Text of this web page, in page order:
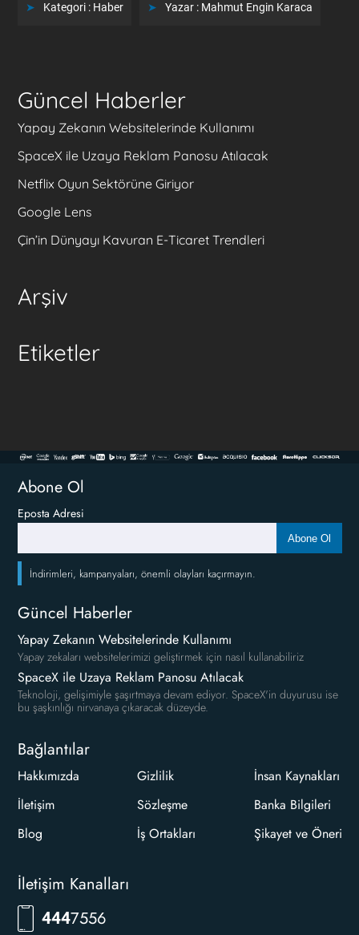
Kategori : Haber Yazar : Mahmut Engin Karaca
Güncel Haberler
Yapay Zekanın Websitelerinde Kullanımı
SpaceX ile Uzaya Reklam Panosu Atılacak
Netflix Oyun Sektörüne Giriyor
Google Lens
Çin’in Dünyayı Kavuran E-Ticaret Trendleri
Arşiv
Etiketler
Abone Ol
Eposta Adresi
Abone Ol
İndirimleri, kampanyaları, önemli olayları kaçırmayın.
Güncel Haberler
Yapay Zekanın Websitelerinde Kullanımı
Yapay zekaları websitelerimizi geliştirmek için nasıl kullanabiliriz
SpaceX ile Uzaya Reklam Panosu Atılacak
Teknoloji, gelişimiyle şaşırtmaya devam ediyor. SpaceX'in duyurusu ise
bu şaşkınlığı nirvanaya çıkaracak düzeyde.
Bağlantılar
Hakkımızda
İletişim
Blog
Gizlilik
Sözleşme
İş Ortakları
İnsan Kaynakları
Banka Bilgileri
Şikayet ve Öneri
İletişim Kanalları
444RKLM